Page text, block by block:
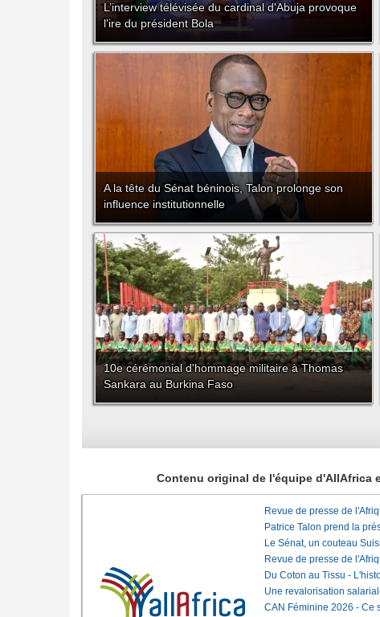
L’interview télévisée du cardinal d'Abuja provoque
l'ire du président Bola
A la tête du Sénat béninois, Talon prolonge son
influence institutionnelle
10e cérémonial d'hommage militaire à Thomas
Sankara au Burkina Faso
Contenu original de l'équipe d'AllAfrica
Revue de presse de
Patrice Talon prend la
Le Sénat, un couteau
Revue de presse de
Du Coton au Tissu -
Une revalorisation
CAN Féminine 2026 - Ce